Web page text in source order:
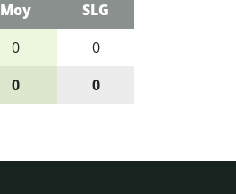
Moy
SLG
0
0
0 0